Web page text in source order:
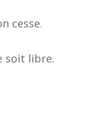
cesse.
soit libre.